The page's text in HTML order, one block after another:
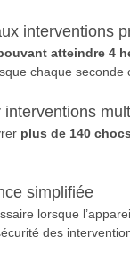
interventions
atteindre 4
chaque seconde
plus de 140
simplifiée
lorsque
des